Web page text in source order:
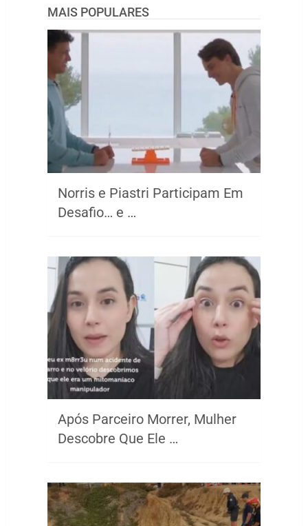
MAIS POPULARES
Norris e Piastri Participam Em
Desafio… e …
Após Parceiro Morrer, Mulher
Descobre Que Ele …